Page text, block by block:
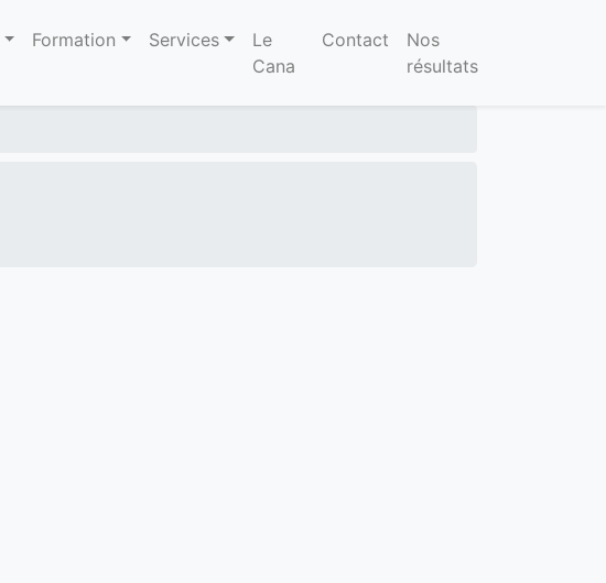
Formation Services
Le
Cana
Contact
Nos
résultats